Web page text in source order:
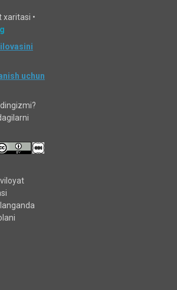
xaritasi •
uchun